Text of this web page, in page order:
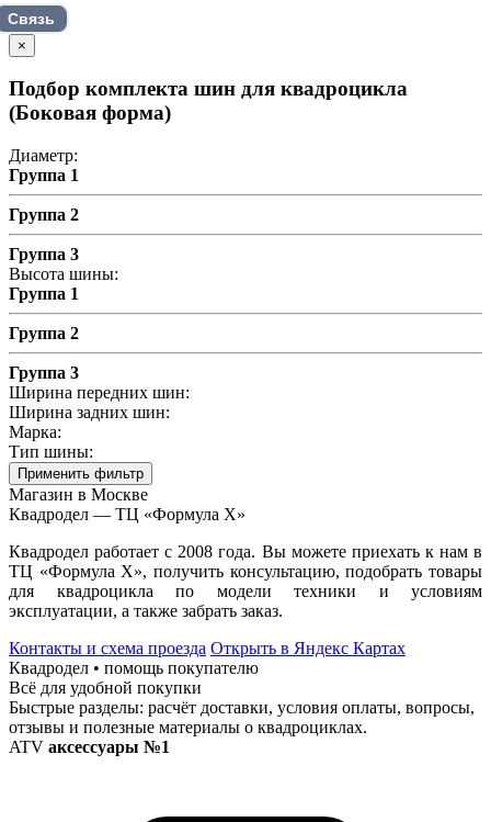
Связь
×
Подбор комплекта шин для квадроцикла
(Боковая форма)
Диаметр:
Группа 1
Группа 2
Группа 3
Высота шины:
Группа 1
Группа 2
Группа 3
Ширина передних шин:
Ширина задних шин:
Марка:
Тип шины:
Применить фильтр
Магазин в Москве
Квадродел — ТЦ «Формула Х»
Квадродел работает с 2008 года. Вы можете приехать к нам в
ТЦ «Формула Х», получить консультацию, подобрать товары
для квадроцикла по модели техники и условиям
эксплуатации, а также забрать заказ.
Контакты и схема проезда Открыть в Яндекс Картах
Квадродел • помощь покупателю
Всё для удобной покупки
Быстрые разделы: расчёт доставки, условия оплаты, вопросы,
отзывы и полезные материалы о квадроциклах.
ATV аксессуары №1